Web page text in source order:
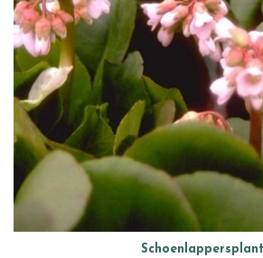
Schoenlappersplant